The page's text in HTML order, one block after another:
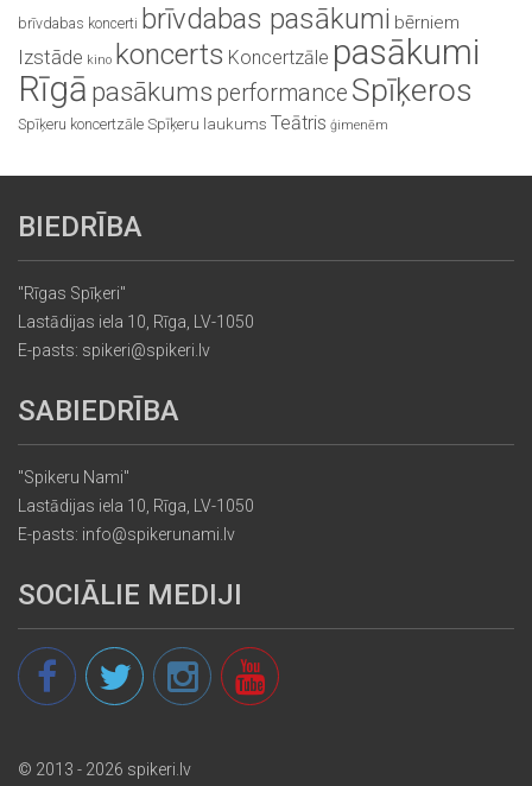
brīvdabas koncerti brīvdabas pasākumi bērniem
Izstāde kino koncerts Koncertzāle pasākumi
Rīgā pasākums performance Spīķeros
Spīķeru koncertzāle Spīķeru laukums Teātris ģimenēm
BIEDRĪBA
"Rīgas Spīķeri"
Lastādijas iela 10, Rīga, LV-1050
E-pasts: spikeri@spikeri.lv
SABIEDRĪBA
"Spikeru Nami"
Lastādijas iela 10, Rīga, LV-1050
E-pasts: info@spikerunami.lv
SOCIĀLIE MEDIJI
© 2013 - 2026 spikeri.lv